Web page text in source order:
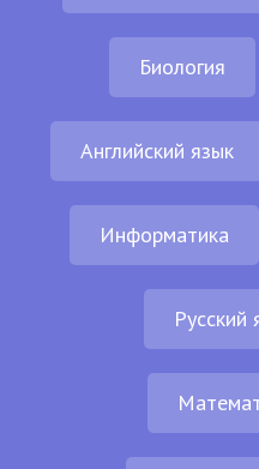
Биология
Английский язык
Информатика
Русский